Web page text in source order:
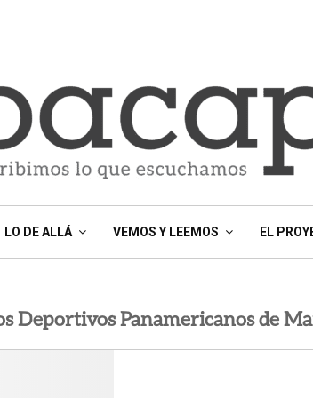
LO DE ALLÁ VEMOS Y LEEMOS EL
Deportivos Panamericanos de